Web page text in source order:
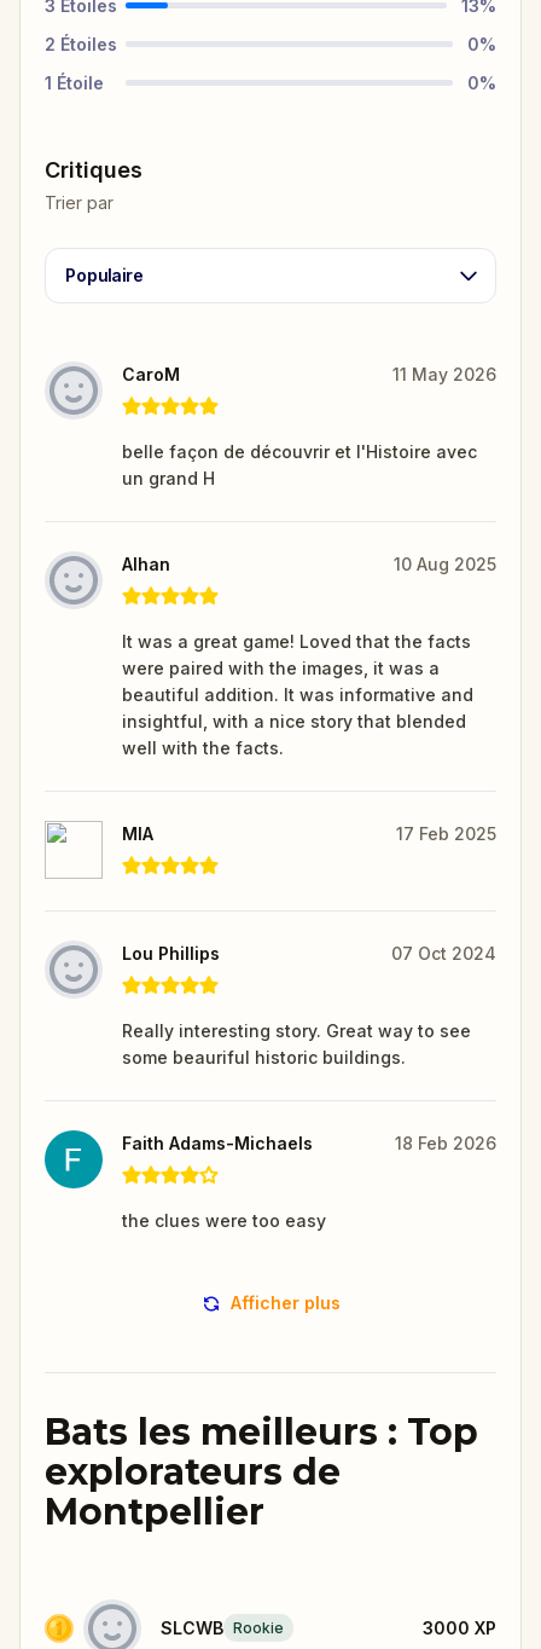
3 Étoiles 13%
2 Étoiles 0%
1 Étoile 0%
Critiques
Trier par
Populaire
CaroM 11 May 2026
belle façon de découvrir et l'Histoire avec
un grand H
Alhan 10 Aug 2025
It was a great game! Loved that the facts
were paired with the images, it was a
beautiful addition. It was informative and
insightful, with a nice story that blended
well with the facts.
MIA 17 Feb 2025
Lou Phillips 07 Oct 2024
Really interesting story. Great way to see
some beauriful historic buildings.
Faith Adams-Michaels 18 Feb 2026
the clues were too easy
Afficher plus
Bats les meilleurs : Top
explorateurs de
Montpellier
SLCWB Rookie 3000 XP